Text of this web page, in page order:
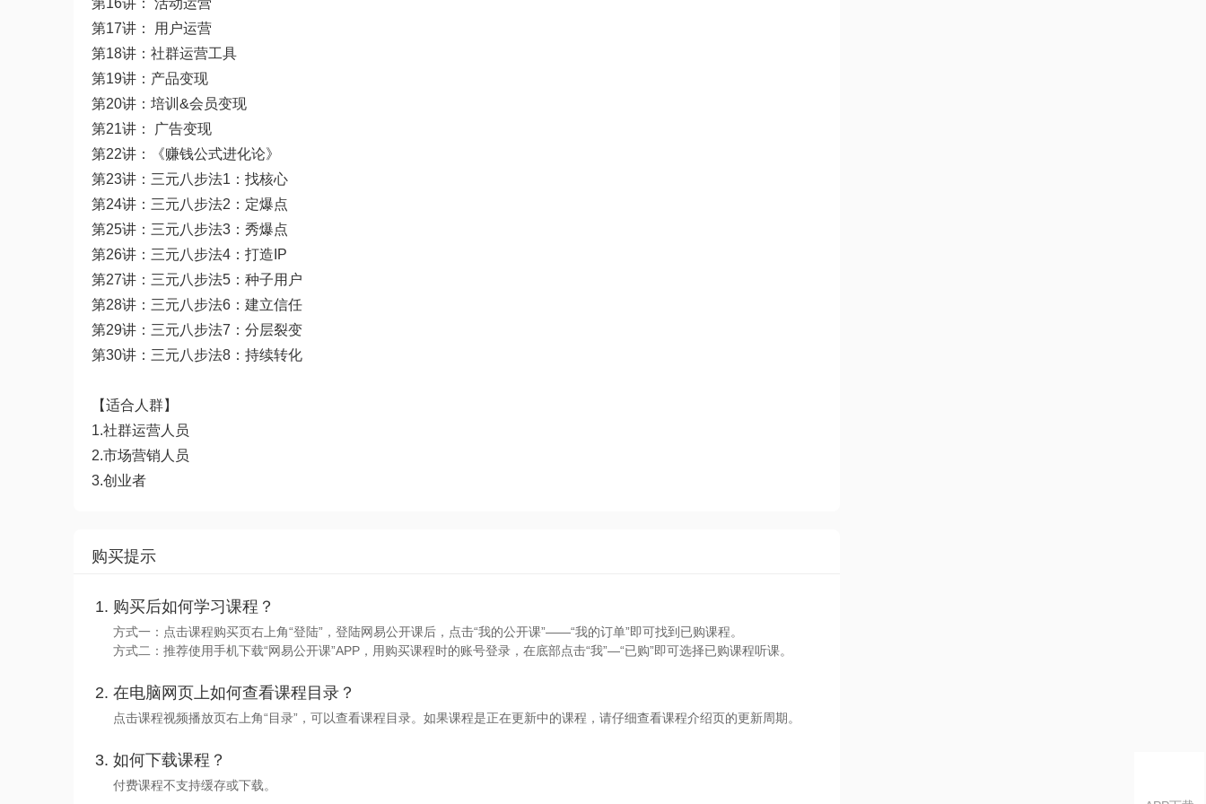
第16讲： 活动运营
第17讲： 用户运营
第18讲：社群运营工具
第19讲：产品变现
第20讲：培训&会员变现
第21讲： 广告变现
第22讲：《赚钱公式进化论》
第23讲：三元八步法1：找核心
第24讲：三元八步法2：定爆点
第25讲：三元八步法3：秀爆点
第26讲：三元八步法4：打造IP
第27讲：三元八步法5：种子用户
第28讲：三元八步法6：建立信任
第29讲：三元八步法7：分层裂变
第30讲：三元八步法8：持续转化
【适合人群】
1.社群运营人员
2.市场营销人员
3.创业者
购买提示
购买后如何学习课程？
方式一：点击课程购买页右上角“登陆”，登陆网易公开课后，点击“我的公开课”——“我的订单”即可找到已购课程。
方式二：推荐使用手机下载“网易公开课”APP，用购买课程时的账号登录，在底部点击“我”—“已购”即可选择已购课程听课。
在电脑网页上如何查看课程目录？
点击课程视频播放页右上角“目录”，可以查看课程目录。如果课程是正在更新中的课程，请仔细查看课程介绍页的更新周期。
如何下载课程？
付费课程不支持缓存或下载。